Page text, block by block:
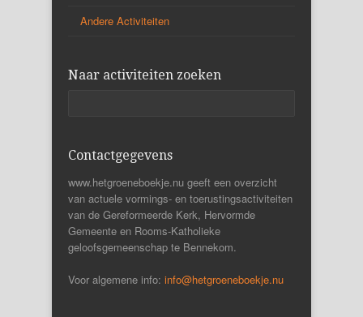
Andere Activiteiten
Naar activiteiten zoeken
Contactgegevens
www.hetgroeneboekje.nu geeft een overzicht
van actuele vormings- en toerustingsactiviteiten
van de Gereformeerde Kerk, Hervormde
Gemeente en Rooms-Katholieke
geloofsgemeenschap te Bennekom.
Voor algemene info: info@hetgroeneboekje.nu